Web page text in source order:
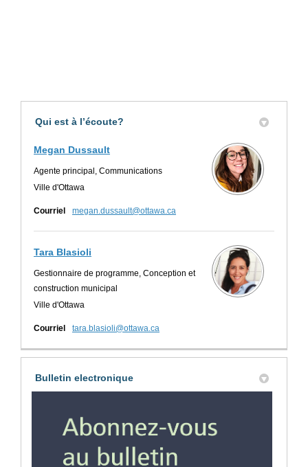
Qui est à l’écoute?
Megan Dussault
Agente principal, Communications
Ville d'Ottawa
Courriel megan.dussault@ottawa.ca
Tara Blasioli
Gestionnaire de programme, Conception et
construction municipal
Ville d'Ottawa
Courriel tara.blasioli@ottawa.ca
Bulletin electronique